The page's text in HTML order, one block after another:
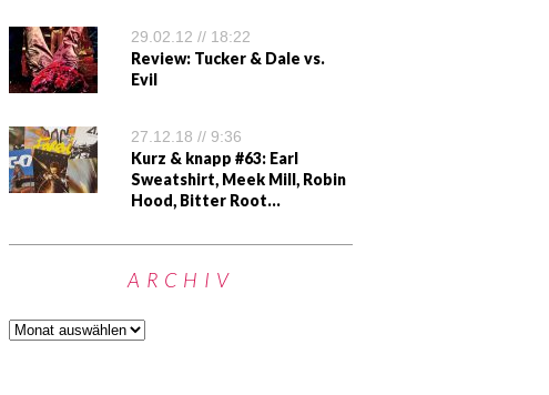
29.02.12 // 18:22
Review: Tucker & Dale vs.
Evil
27.12.18 // 9:36
Kurz & knapp #63: Earl
Sweatshirt, Meek Mill, Robin
Hood, Bitter Root…
ARCHIV